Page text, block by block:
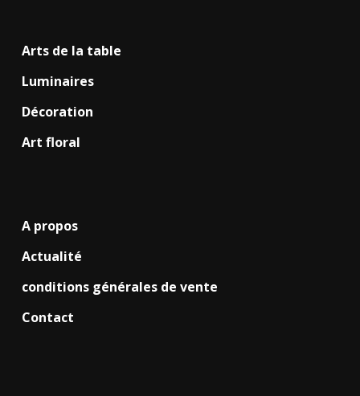
Arts de la table
Luminaires
Décoration
Art floral
A propos
Actualité
conditions générales de vente
Contact